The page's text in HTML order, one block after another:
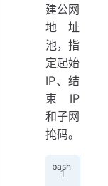
建公网
地址
池，指
定起始
IP、结
束 IP
和子网
掩码。